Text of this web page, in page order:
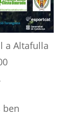
a Altafulla
ben